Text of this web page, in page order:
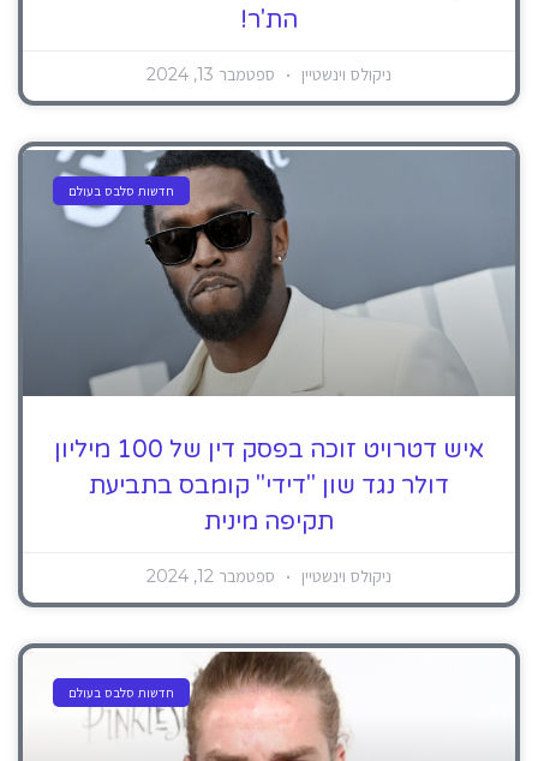
הת'ר!
ניקולס וינשטיין ספטמבר 13, 2024
חדשות סלבס בעולם
איש דטרויט זוכה בפסק דין של 100 מיליון
דולר נגד שון "דידי" קומבס בתביעת
תקיפה מינית
ניקולס וינשטיין ספטמבר 12, 2024
חדשות סלבס בעולם